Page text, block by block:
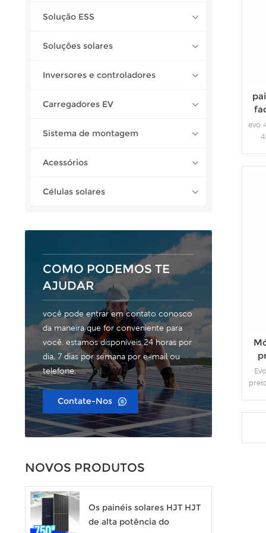
Solução ESS
Soluções solares
Inversores e controladores
Carregadores EV
Sistema de montagem
Acessórios
Células solares
COMO PODEMOS TE
AJUDAR
você pode entrar em contato conosco
da maneira que for conveniente para
você. estamos disponíveis 24 horas por
dia, 7 dias por semana por e-mail ou
telefone.
Contate-Nos
NOVOS PRODUTOS
Os painéis solares HJT HJT
de alta potência do
evo